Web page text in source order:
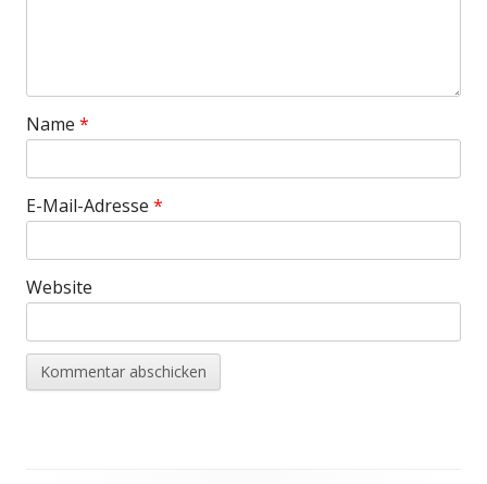
Name *
E-Mail-Adresse *
Website